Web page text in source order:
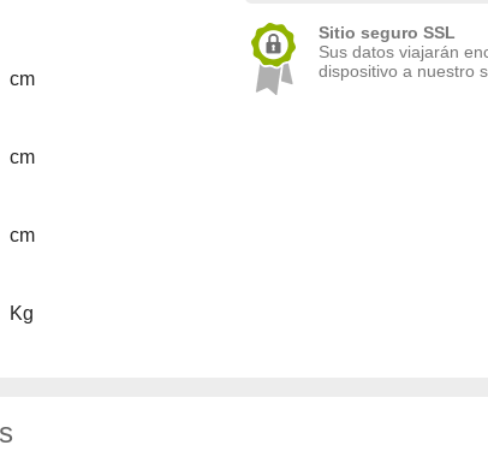
cm
cm
cm
Kg
Sitio seguro SSL
Sus datos viajarán
dispositivo a nuestro